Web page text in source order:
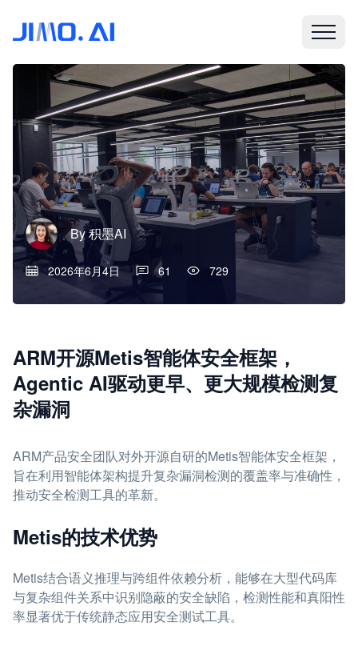
By积墨AI
2026年6月4日 61 729
ARM开源Metis智能体安全框架，
Agentic AI驱动更早、更大规模检测复
杂漏洞
ARM产品安全团队对外开源自研的Metis智能体安全框架，
旨在利用智能体架构提升复杂漏洞检测的覆盖率与准确性，
推动安全检测工具的革新。
Metis的技术优势
Metis结合语义推理与跨组件依赖分析，能够在大型代码库
与复杂组件关系中识别隐蔽的安全缺陷，检测性能和真阳性
率显著优于传统静态应用安全测试工具。